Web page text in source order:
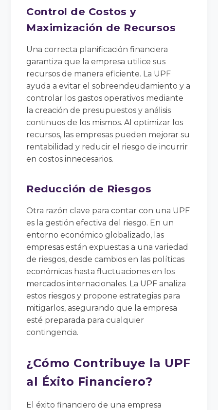
Control de Costos y
Maximización de Recursos
Una correcta planificación financiera
garantiza que la empresa utilice sus
recursos de manera eficiente. La UPF
ayuda a evitar el sobreendeudamiento y a
controlar los gastos operativos mediante
la creación de presupuestos y análisis
continuos de los mismos. Al optimizar los
recursos, las empresas pueden mejorar su
rentabilidad y reducir el riesgo de incurrir
en costos innecesarios.
Reducción de Riesgos
Otra razón clave para contar con una UPF
es la gestión efectiva del riesgo. En un
entorno económico globalizado, las
empresas están expuestas a una variedad
de riesgos, desde cambios en las políticas
económicas hasta fluctuaciones en los
mercados internacionales. La UPF analiza
estos riesgos y propone estrategias para
mitigarlos, asegurando que la empresa
esté preparada para cualquier
contingencia.
¿Cómo Contribuye la UPF
al Éxito Financiero?
El éxito financiero de una empresa